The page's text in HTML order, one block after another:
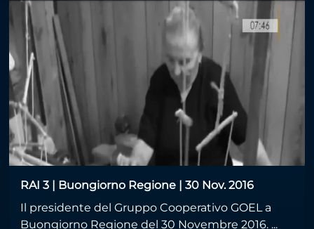
RAI 3 | Buongiorno Regione | 30 Nov. 2016
Il presidente del Gruppo Cooperativo GOEL a
Buongiorno Regione del 30 Novembre 2016. ...